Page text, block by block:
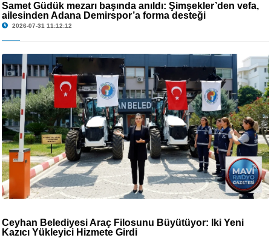
Samet Güdük mezarı başında anıldı: Şimşekler’den vefa,
ailesinden Adana Demirspor’a forma desteği
2026-07-31 11:12:12
Ceyhan Belediyesi Araç Filosunu Büyütüyor: İki Yeni
Kazıcı Yükleyici Hizmete Girdi